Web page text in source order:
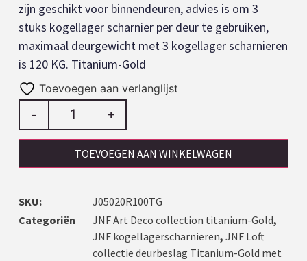
zijn geschikt voor binnendeuren, advies is om 3
stuks kogellager scharnier per deur te gebruiken,
maximaal deurgewicht met 3 kogellager scharnieren
is 120 KG. Titanium-Gold
Toevoegen aan verlanglijst
- +
TOEVOEGEN AAN WINKELWAGEN
SKU:
J05020R100TG
Categoriën
JNF Art Deco collection titanium-Gold,
JNF kogellagerscharnieren, JNF Loft
collectie deurbeslag Titanium-Gold met